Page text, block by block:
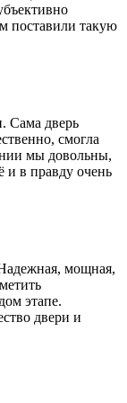
поставили такую
Сама дверь
смогла
мы довольны,
и в правду очень
мощная,
этапе.
двери и